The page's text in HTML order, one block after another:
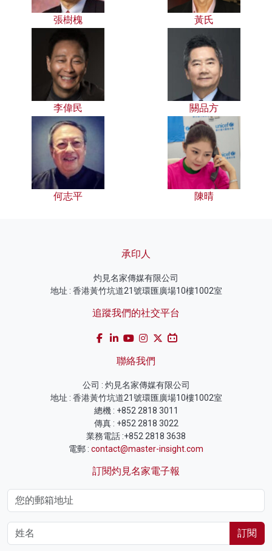
張樹槐 黃氏
李偉民 關品方
何志平 陳晴
承印人
灼見名家傳媒有限公司
地址 : 香港黃竹坑道21號環匯廣場10樓1002室
追蹤我們的社交平台
聯絡我們
公司 : 灼見名家傳媒有限公司
地址 : 香港黃竹坑道21號環匯廣場10樓1002室
總機 : +852 2818 3011
傳真 : +852 2818 3022
業務電話 :+852 2818 3638
電郵 : contact@master-insight.com
訂閱灼見名家電子報
訂閱